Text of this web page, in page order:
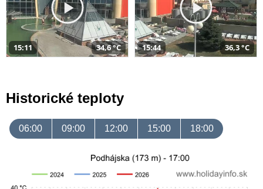
15:11 34,6 °C 15:44 36,3 °C
Historické teploty
06:00 09:00 12:00 15:00 18:00